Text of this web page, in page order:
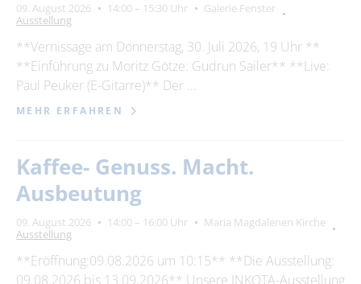
09. August 2026 14:00 – 15:30 Uhr
Galerie Fenster
Ausstellung
**Vernissage am Donnerstag, 30. Juli 2026, 19 Uhr **
**Einführung zu Moritz Götze: Gudrun Sailer** **Live:
Paul Peuker (E-Gitarre)** Der …
MEHR ERFAHREN
Kaffee- Genuss. Macht.
Ausbeutung
09. August 2026 14:00 – 16:00 Uhr
Maria Magdalenen Kirche
Ausstellung
**Eröffnung:09.08.2026 um 10:15** **Die Ausstellung:
09.08.2026 bis 13.09.2026** Unsere INKOTA-Ausstellung